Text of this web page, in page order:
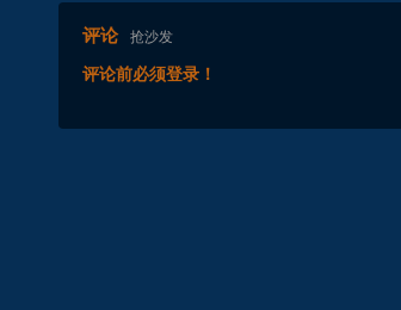
评论 抢沙发
评论前必须登录！